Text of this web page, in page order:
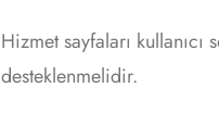
Hizmet sayfaları
desteklenmelidir.